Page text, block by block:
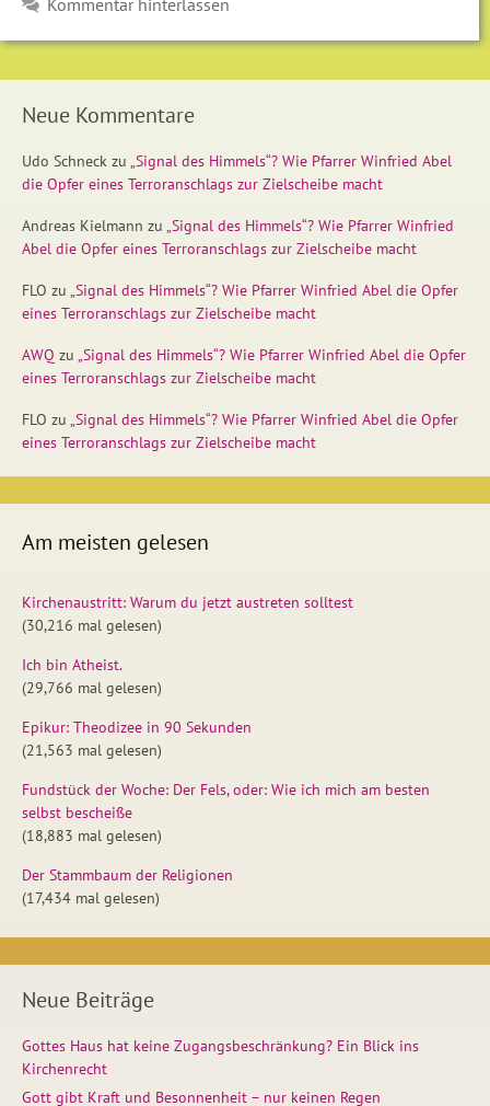
Neue Kommentare
Udo Schneck zu „Signal des Himmels“? Wie Pfarrer Winfried Abel
die Opfer eines Terroranschlags zur Zielscheibe macht
Andreas Kielmann zu „Signal des Himmels“? Wie Pfarrer Winfried
Abel die Opfer eines Terroranschlags zur Zielscheibe macht
FLO zu „Signal des Himmels“? Wie Pfarrer Winfried Abel die Opfer
eines Terroranschlags zur Zielscheibe macht
AWQ zu „Signal des Himmels“? Wie Pfarrer Winfried Abel die Opfer
eines Terroranschlags zur Zielscheibe macht
FLO zu „Signal des Himmels“? Wie Pfarrer Winfried Abel die Opfer
eines Terroranschlags zur Zielscheibe macht
Am meisten gelesen
Kirchenaustritt: Warum du jetzt austreten solltest
(30,216 mal gelesen)
Ich bin Atheist.
(29,766 mal gelesen)
Epikur: Theodizee in 90 Sekunden
(21,563 mal gelesen)
Fundstück der Woche: Der Fels, oder: Wie ich mich am besten
selbst bescheiße
(18,883 mal gelesen)
Der Stammbaum der Religionen
(17,434 mal gelesen)
Neue Beiträge
Gottes Haus hat keine Zugangsbeschränkung? Ein Blick ins
Kirchenrecht
Gott gibt Kraft und Besonnenheit – nur keinen Regen